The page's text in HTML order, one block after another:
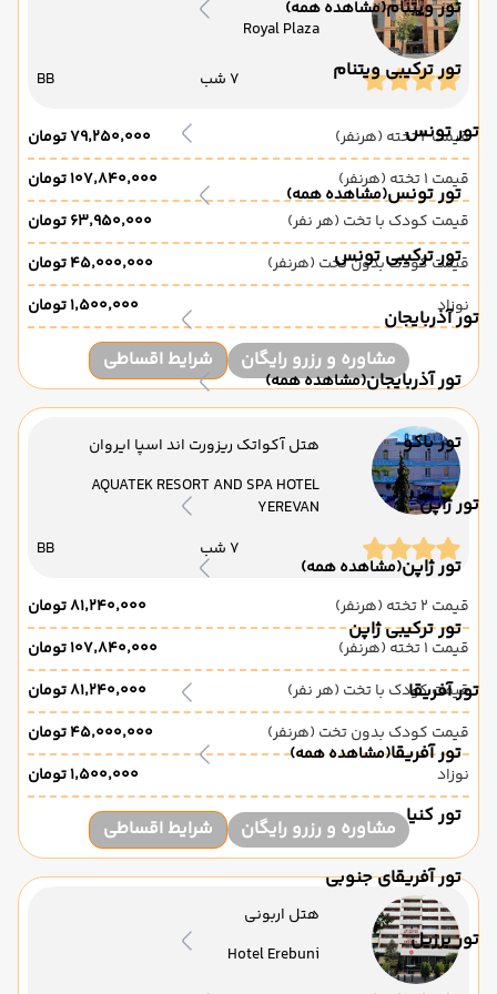
تور ویتنام(مشاهده همه)
تور ترکیبی ویتنام
تور تونس
تور تونس(مشاهده همه)
تور ترکیبی تونس
تور آذربایجان
تور آذربایجان(مشاهده همه)
تور باکو
تور ژاپن
تور ژاپن(مشاهده همه)
تور ترکیبی ژاپن
تور آفریقا
تور آفریقا(مشاهده همه)
تور کنیا
تور آفریقای جنوبی
تور برزیل
Royal Plaza
7 شب BB
قیمت 2 تخته (هرنفر)
۷۹٬۲۵۰٬۰۰۰ تومان
قیمت 1 تخته (هرنفر)
۱۰۷٬۸۴۰٬۰۰۰ تومان
قیمت کودک با تخت (هر نفر)
۶۳٬۹۵۰٬۰۰۰ تومان
قیمت کودک بدون تخت (هرنفر)
۴۵٬۰۰۰٬۰۰۰ تومان
نوزاد
۱٬۵۰۰٬۰۰۰ تومان
مشاوره و رزرو رایگان شرایط اقساطی
هتل آکواتک ریزورت اند اسپا ایروان
AQUATEK RESORT AND SPA HOTEL
YEREVAN
7 شب
BB
قیمت 2 تخته (هرنفر)
۸۱٬۲۴۰٬۰۰۰ تومان
قیمت 1 تخته (هرنفر)
۱۰۷٬۸۴۰٬۰۰۰ تومان
قیمت کودک با تخت (هر نفر)
۸۱٬۲۴۰٬۰۰۰ تومان
قیمت کودک بدون تخت (هرنفر)
۴۵٬۰۰۰٬۰۰۰ تومان
نوزاد
۱٬۵۰۰٬۰۰۰ تومان
مشاوره و رزرو رایگان شرایط اقساطی
هتل اربونی
Hotel Erebuni